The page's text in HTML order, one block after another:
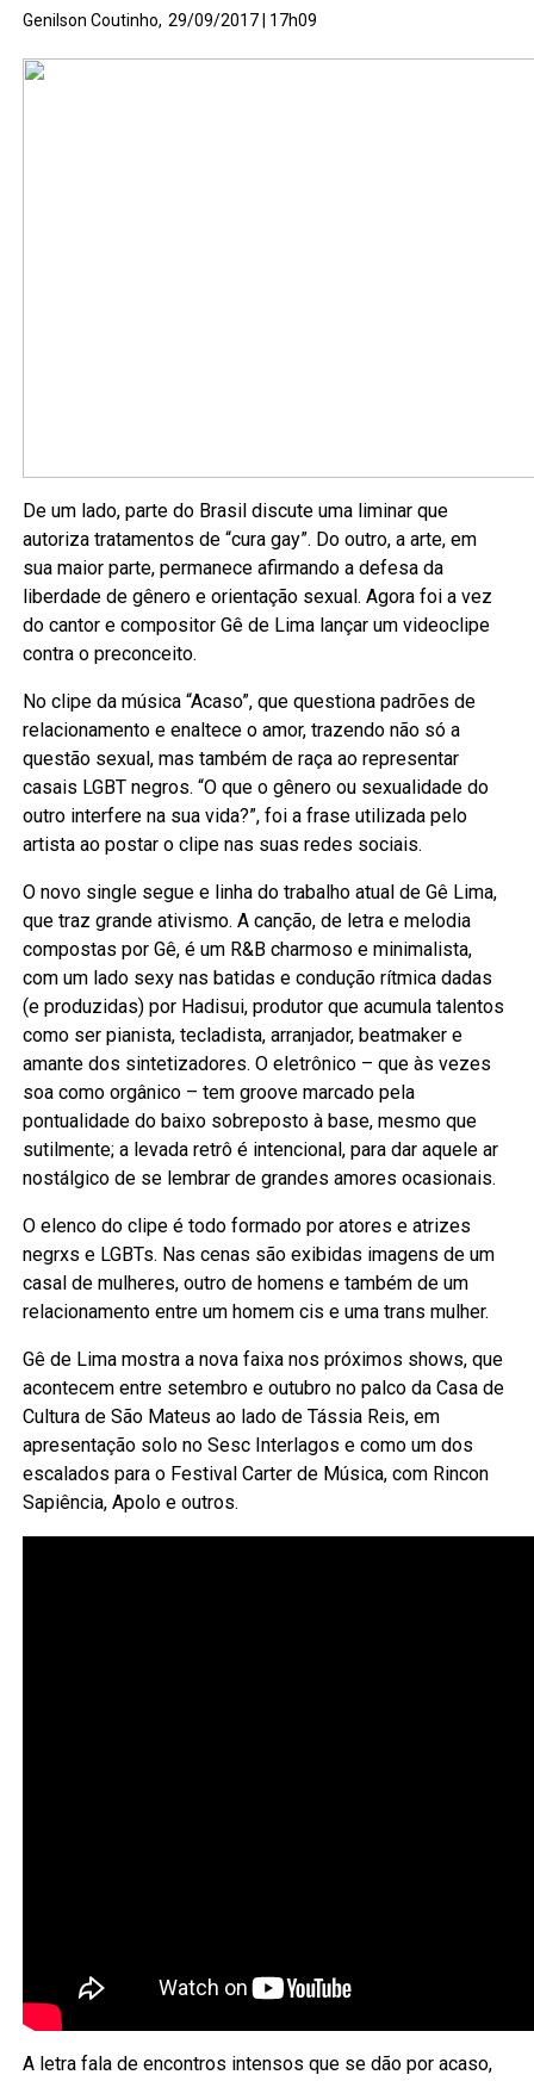
Genilson Coutinho, 29/09/2017 | 17h09
De um lado, parte do Brasil discute uma liminar que
autoriza tratamentos de “cura gay”. Do outro, a arte, em
sua maior parte, permanece afirmando a defesa da
liberdade de gênero e orientação sexual. Agora foi a vez
do cantor e compositor Gê de Lima lançar um videoclipe
contra o preconceito.
No clipe da música “Acaso”, que questiona padrões de
relacionamento e enaltece o amor, trazendo não só a
questão sexual, mas também de raça ao representar
casais LGBT negros. “O que o gênero ou sexualidade do
outro interfere na sua vida?”, foi a frase utilizada pelo
artista ao postar o clipe nas suas redes sociais.
O novo single segue e linha do trabalho atual de Gê Lima,
que traz grande ativismo. A canção, de letra e melodia
compostas por Gê, é um R&B charmoso e minimalista,
com um lado sexy nas batidas e condução rítmica dadas
(e produzidas) por Hadisui, produtor que acumula talentos
como ser pianista, tecladista, arranjador, beatmaker e
amante dos sintetizadores. O eletrônico – que às vezes
soa como orgânico – tem groove marcado pela
pontualidade do baixo sobreposto à base, mesmo que
sutilmente; a levada retrô é intencional, para dar aquele ar
nostálgico de se lembrar de grandes amores ocasionais.
O elenco do clipe é todo formado por atores e atrizes
negrxs e LGBTs. Nas cenas são exibidas imagens de um
casal de mulheres, outro de homens e também de um
relacionamento entre um homem cis e uma trans mulher.
Gê de Lima mostra a nova faixa nos próximos shows, que
acontecem entre setembro e outubro no palco da Casa de
Cultura de São Mateus ao lado de Tássia Reis, em
apresentação solo no Sesc Interlagos e como um dos
escalados para o Festival Carter de Música, com Rincon
Sapiência, Apolo e outros.
A letra fala de encontros intensos que se dão por acaso,